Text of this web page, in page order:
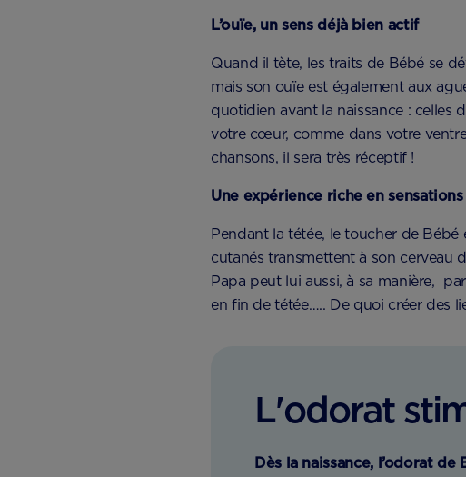
L’ouïe, un sens déjà bien actif
Quand il tète, les traits de Bébé se
mais son ouïe est également aux
quotidien avant la naissance : celles
votre cœur, comme dans votre
chansons, il sera très réceptif !
Une expérience riche en sensations
Pendant la tétée, le toucher de Bébé
cutanés transmettent à son cerveau
Papa peut lui aussi, à sa manière,
en fin de tétée….. De quoi créer des
L'odorat
Dès la naissance, l’odorat